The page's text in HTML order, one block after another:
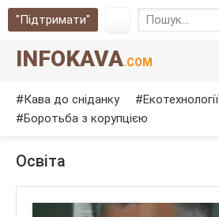
"Підтримати"
INFOKAVA.COM
Кава до сніданку Екотехнології
Боротьба з корупцією
Освіта